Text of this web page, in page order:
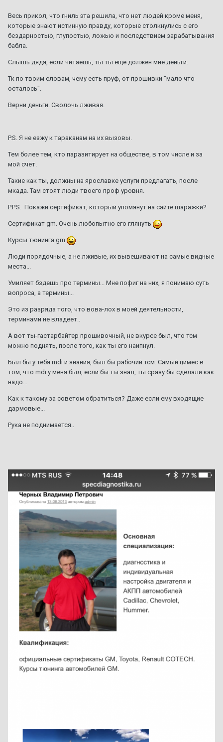
ТО XT5 1 2 3 4 7
Автор:Amidd, 1 августа 2017вXT5
154 ответа
92 или 95 - что лучше ??? 1 2 3
Автор:A446MO
следующий раз? Доп. охлаждение?
1 ответ
Весь прикол, что гниль эта решила, что нет людей кроме меня,
которые знают истинную правду, которые столкнулись с его
бездарностью, глупостью, ложью и последствием зарабатывания
бабла.
Слышь дядя, если читаешь, ты ты еще должен мне деньги.
Тк по твоим словам, чему есть пруф, от прошивки "мало что
осталось".
Верни деньги. Сволочь лживая.
P.S. Я не езжу к тараканам на их вызовы.
Тем более тем, кто паразитирует на обществе, в том числе и за
мой счет.
Такие как ты, должны на ярославке услуги предлагать, после
мкада. Там стоят люди твоего проф уровня.
P.P.S. Покажи сертификат, который упомянут на сайте шаражки?
Сертификат gm. Очень любопытно его глянуть
Курсы тюнинга gm
Люди порядочные, а не лживые, их вывешивают на самые видные
места...
Умиляет бздешь про термины... Мне пофиг на них, я понимаю суть
вопроса, а термины...
Это из разряда того, что вова-лох в моей деятельности,
терминами не владеет..
А вот ты-гастарбайтер прошивочный, не вкурсе был, что тсм
можно поднять, после того, как ты его наипнул.
Был бы у тебя mdi и знания, был бы рабочий тсм. Самый цимес в
том, что mdi у меня был, если бы ты знал, ты сразу бы сделали как
надо...
Как к такому за советом обратиться? Даже если ему входящие
дармовые...
Рука не поднимается..